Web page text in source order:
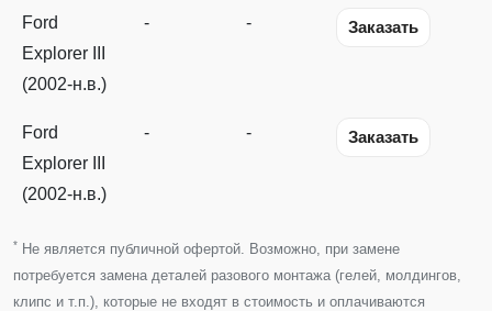
Ford
Explorer III
(2002-н.в.)
- - Заказать
Ford
Explorer III
(2002-н.в.)
- - Заказать
* Не является публичной офертой. Возможно, при замене
потребуется замена деталей разового монтажа (гелей, молдингов,
клипс и т.п.), которые не входят в стоимость и оплачиваются